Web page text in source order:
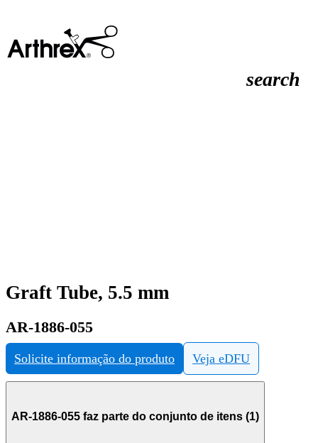
search
Graft Tube, 5.5 mm
AR-1886-055
Solicite informação do produto Veja eDFU
AR-1886-055 faz parte do conjunto de itens (1)